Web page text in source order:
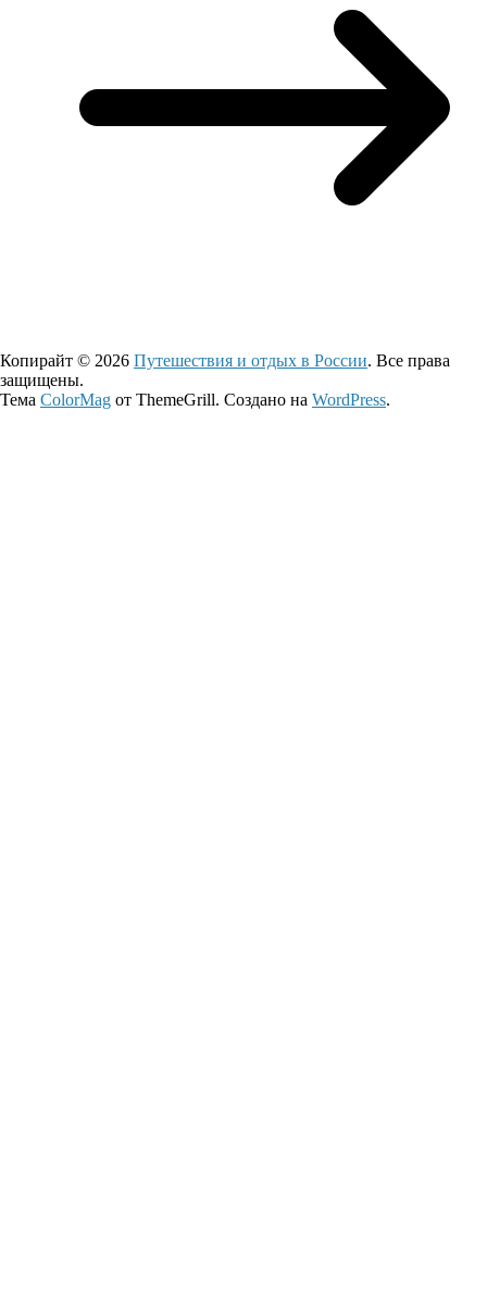
Копирайт © 2026 Путешествия и отдых в России. Все права
защищены.
Тема ColorMag от ThemeGrill. Создано на WordPress.